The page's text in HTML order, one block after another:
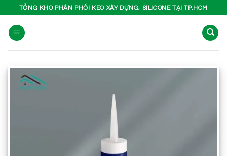
nội
dung
TỔNG KHO PHÂN PHỐI KEO XÂY DỰNG, SILICONE TẠI TP.HCM